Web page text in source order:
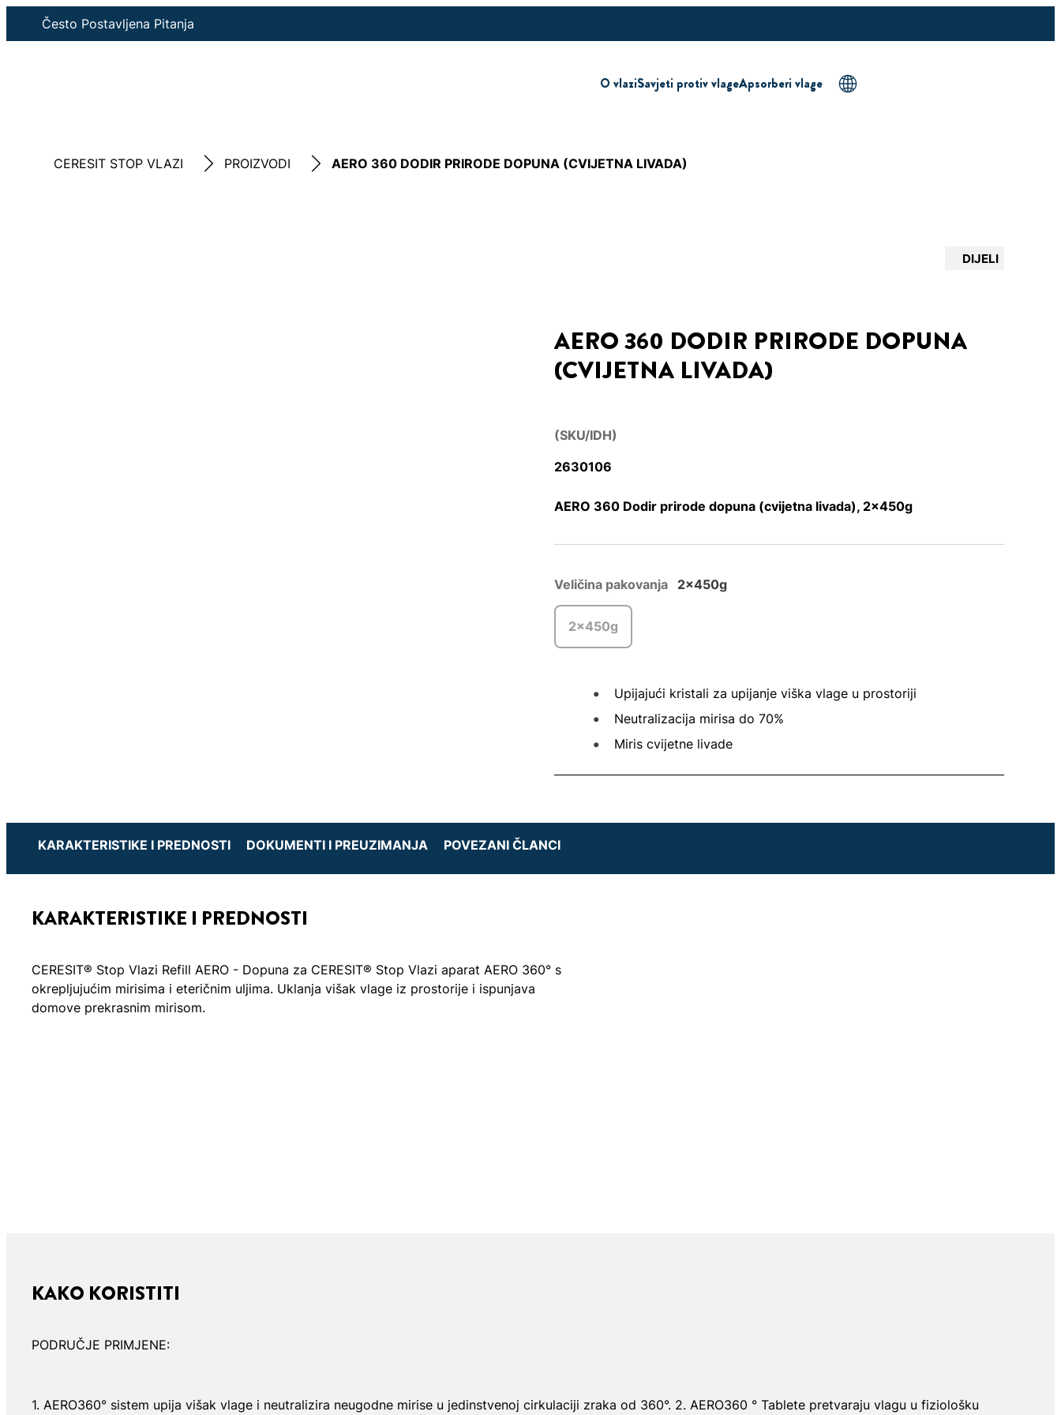
Često Postavljena Pitanja
O vlaziSavjeti protiv vlageApsorberi vlage
CERESIT STOP VLAZI PROIZVODI AERO 360 DODIR PRIRODE DOPUNA (CVIJETNA LIVADA)
DIJELI
AERO 360 DODIR PRIRODE DOPUNA
(CVIJETNA LIVADA)
(SKU/IDH)
2630106
AERO 360 Dodir prirode dopuna (cvijetna livada), 2x450g
Veličina pakovanja 2x450g
2x450g
Upijajući kristali za upijanje viška vlage u prostoriji
Neutralizacija mirisa do 70%
Miris cvijetne livade
KARAKTERISTIKE I PREDNOSTI DOKUMENTI I PREUZIMANJA POVEZANI ČLANCI
KARAKTERISTIKE I PREDNOSTI
CERESIT® Stop Vlazi Refill AERO - Dopuna za CERESIT® Stop Vlazi aparat AERO 360° s
okrepljujućim mirisima i eteričnim uljima. Uklanja višak vlage iz prostorije i ispunjava
domove prekrasnim mirisom.
KAKO KORISTITI
PODRUČJE PRIMJENE:
1. AERO360° sistem upija višak vlage i neutralizira neugodne mirise u jedinstvenoj cirkulaciji zraka od 360°. 2. AERO360 ° Tablete pretvaraju vlagu u fiziološku